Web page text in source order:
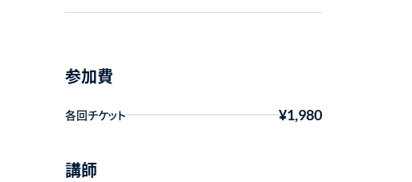
参加費
各回チケット ¥1,980
講師